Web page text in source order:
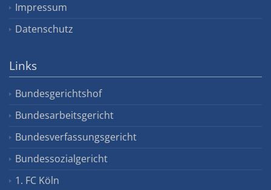
Impressum
Datenschutz
Links
Bundesgerichtshof
Bundesarbeitsgericht
Bundesverfassungsgericht
Bundessozialgericht
1. FC Köln